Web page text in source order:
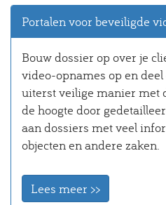
Portalen voor beveiligde
Bouw dossier op over je
video-opnames op en
uiterst veilige manier met
de hoogte door
aan dossiers met veel
objecten en andere zaken.
Lees meer >>